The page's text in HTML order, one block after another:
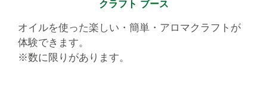
クラフト ブース
オイルを使った楽しい・簡単・アロマクラフトが
体験できます。
※数に限りがあります。